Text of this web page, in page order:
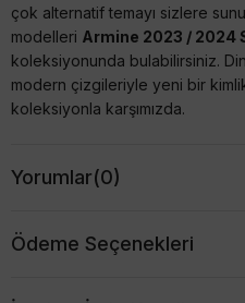
çok alternatif temayı sizlere
modelleri Armine 2023 / 2024
koleksiyonunda bulabilirsiniz.
modern çizgileriyle yeni bir
koleksiyonla karşımızda.
uygun modeli seçmenin keyfini
Sezonu İpek Eşarp
fiyatları kaçırmayın.
Yorumlar(0)
Ödeme Seçenekleri